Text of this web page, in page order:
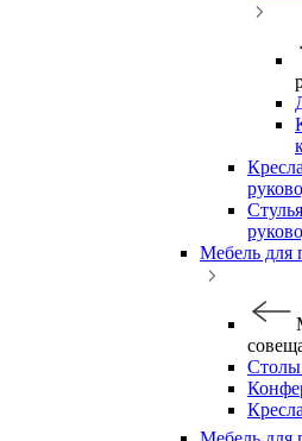
Мебель для
Столы